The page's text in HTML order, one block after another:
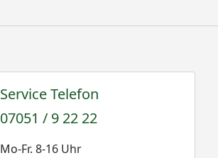
Service Telefon
07051 / 9 22 22
Mo-Fr. 8-16 Uhr